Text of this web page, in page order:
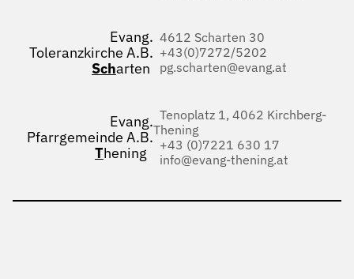
Evang.
Toleranzkirche A.B.
Scharten
4612 Scharten 30
+43(0)7272/5202
pg.scharten@evang.at
Evang.
Pfarrgemeinde A.B.
Thening
Tenoplatz 1, 4062 Kirchberg-
Thening
+43 (0)7221 630 17
info@evang-thening.at